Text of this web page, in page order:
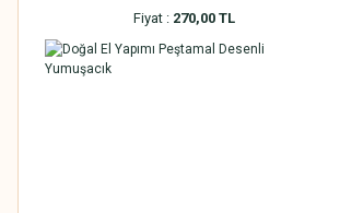
Fiyat : 270,00 TL